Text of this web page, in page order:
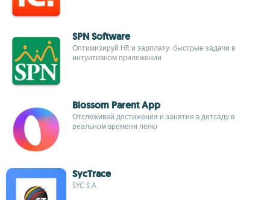
SPN Software
Оптимизируй HR и зарплату: быстрые задачи в
интуитивном приложении
Blossom Parent App
Отслеживай достижения и занятия в детсаду в
реальном времени легко
SycTrace
SYC S.A.